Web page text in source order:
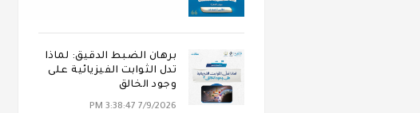
برهان الضبط الدقيق: لماذا
تدل الثوابت الفيزيائية على
وجود الخالق
7/9/2026 3:38:47 PM